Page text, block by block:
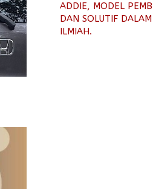
ADDIE, MODEL
DAN SOLUTIF
ILMIAH.